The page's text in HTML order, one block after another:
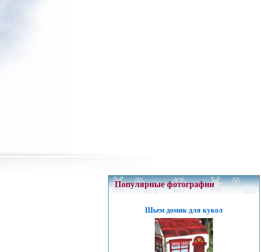
Популярные фотографии
Шьем домик для кукол